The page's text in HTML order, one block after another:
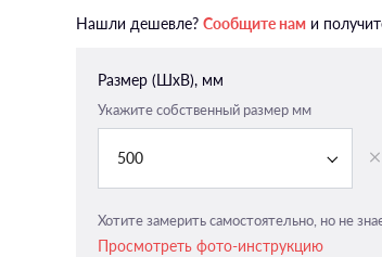
Закрытого типа п-образные
направляющие
Закрытого типа плоские
направляющие
В гостинную
На
На
Нашли дешевле? Сообщите нам и
Размер (ШxВ), мм
Укажите собственный размер мм
500
Хотите замерить самостоятельно, но не
Просмотреть фото-инструкцию